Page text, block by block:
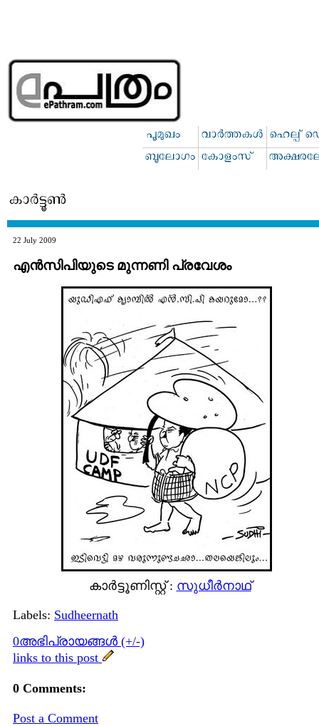
22 July 2009
എന്‍സിപിയുടെ മുന്നണി പ്രവേശം
കാര്‍ട്ടൂണിസ്റ്റ് : സുധീര്‍നാഥ്
Labels: Sudheernath
0അഭിപ്രായങ്ങള്‍ (+/-)
links to this post
0 Comments:
Post a Comment